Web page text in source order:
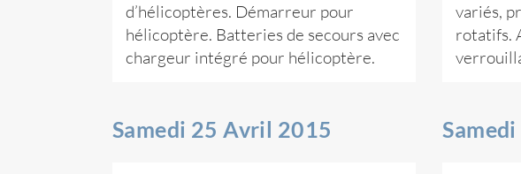
d’hélicoptères. Démarreur pour
hélicoptère. Batteries de secours avec
chargeur intégré pour hélicoptère.
Samedi 25 Avril 2015
variés,
rotatifs.